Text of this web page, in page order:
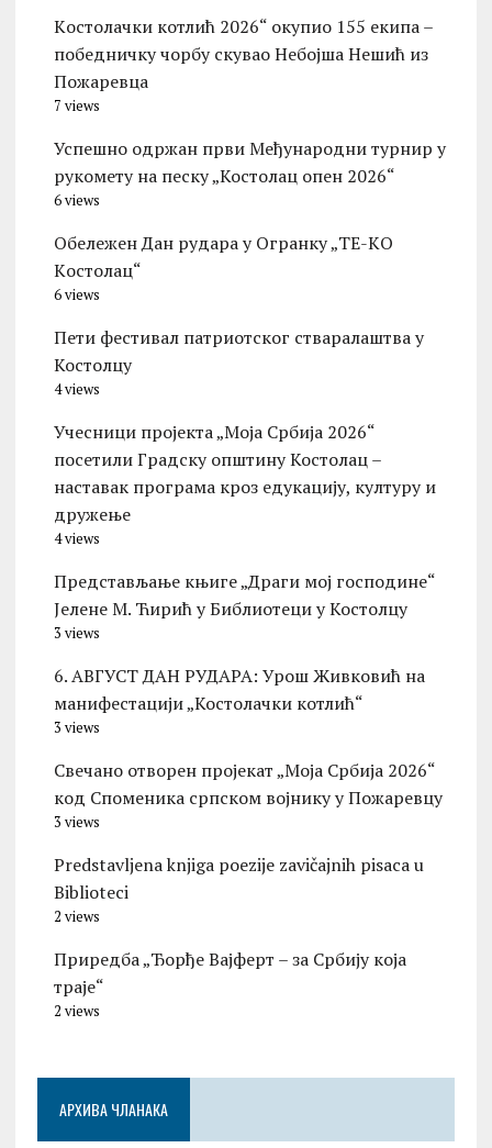
Kостолачки котлић 2026“ окупио 155 екипа –
победничку чорбу скувао Небојша Нешић из
Пожаревца
7 views
Успешно одржан први Међународни турнир у
рукомету на песку „Костолац опен 2026“
6 views
Обележен Дан рудара у Огранку „ТЕ-KО
Kостолац“
6 views
Пети фестивал патриотског стваралаштва у
Костолцу
4 views
Учесници пројекта „Моја Србија 2026“
посетили Градску општину Костолац –
наставак програма кроз едукацију, културу и
дружење
4 views
Представљање књиге „Драги мој господине“
Јелене М. Ћирић у Библиотеци у Костолцу
3 views
6. АВГУСТ ДАН РУДАРА: Урош Живковић на
манифестацији „Костолачки котлић“
3 views
Свечано отворен пројекат „Моја Србија 2026“
код Споменика српском војнику у Пожаревцу
3 views
Predstavljena knjiga poezije zavičajnih pisaca u
Biblioteci
2 views
Приредба „Ђорђе Вајферт – за Србију која
траје“
2 views
АРХИВА ЧЛАНАКА